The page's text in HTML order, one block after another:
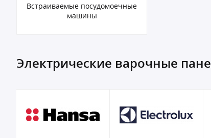
Встраиваемые посудомоечные
машины
Электрические варочные